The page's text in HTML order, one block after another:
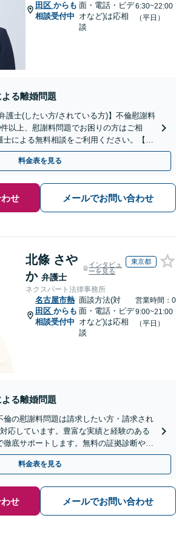
田区 からも
相談受付中
面・電話・ビデ
オなど)は応相
談
6:30~22:00
（平日）
る離婚問題
護士(したい方/されている方)】不倫慰謝料
以上、慰謝料問題でお困りの方はご相
による無料相談をご利用ください。【不
応】
料金表を見る
せ メールでお問い合わせ
北條 さや
か 弁護士
インタビュ
ーを見る
東京都
ネクスパート法律事務所
名古屋市熱
田区 からも
相談受付中
面談方法(対
面・電話・ビデ
オなど)は応相
談
営業時間：0
9:00~21:00
（平日）
る離婚問題
倫の慰謝料問題は請求したい方・請求され
応しています。豊富な実績と経験のある
底サポートします。無料の証拠診断や着
ので安心してご相談ください。
料金表を見る
せ メールでお問い合わせ